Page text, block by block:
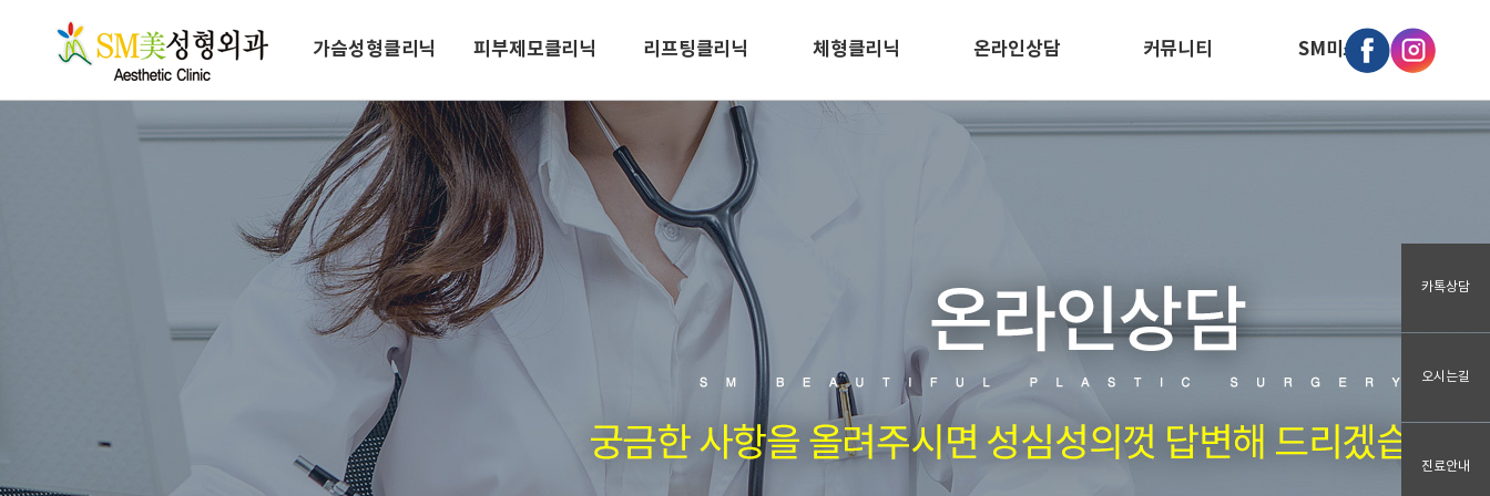
성형클리닉 가슴성형클리닉 피부제모클리닉 리프팅클리닉 체형클리닉 온라인상담 커뮤니티 SM미소개
카톡상담
오시는길
진료안내